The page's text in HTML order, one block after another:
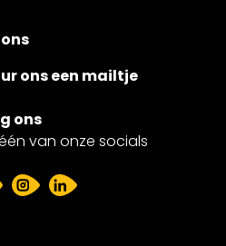
ons een mailtje
ons
van onze socials